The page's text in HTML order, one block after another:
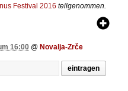
Festival 2016 teilgenommen.
16:00 @ Novalja-Zrče
eintragen